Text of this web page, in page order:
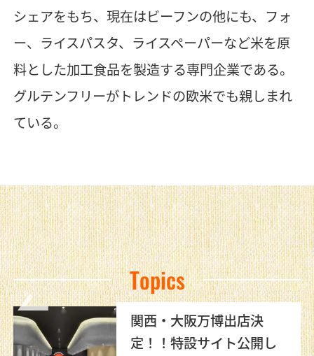
シェアをもち、現在はビーフンの他にも、フォ
ー、ライスパスタ、ライスペーパーなど米を原
料とした加工食品を製造する専門企業である。
グルテンフリーがトレンドの欧米でも親しまれ
ている。
Topics
ケンミン冷凍ビーフン自動
販売機